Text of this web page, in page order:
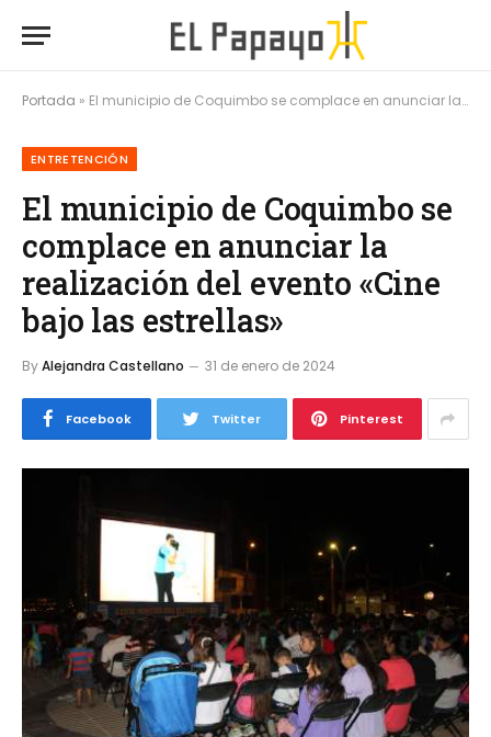
Portada » El municipio de Coquimbo se complace en anunciar la realización del evento «Cine bajo las estrellas»
ENTRETENCIÓN
El municipio de Coquimbo se
complace en anunciar la
realización del evento «Cine
bajo las estrellas»
ByAlejandra Castellano 31 de enero de 2024
Facebook Twitter Pinterest